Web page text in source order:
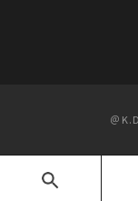
＠